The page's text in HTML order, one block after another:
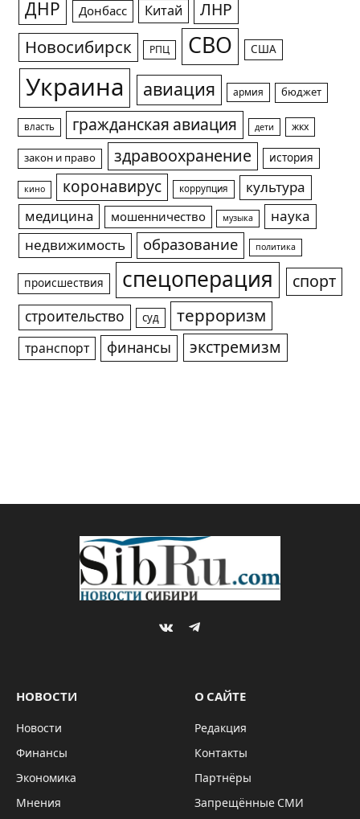
ДНР Донбасс Китай ЛНР
Новосибирск РПЦ СВО США
Украина авиация армия бюджет
власть гражданская авиация дети жкх
закон и право здравоохранение история
кино коронавирус коррупция
культура
медицина
мошенничество музыка
наука
недвижимость
образование политика
происшествия спецоперация спорт
строительство суд терроризм
транспорт финансы экстремизм
VKontakteTelegram
НОВОСТИ
Новости
Финансы
Экономика
Мнения
О САЙТЕ
Редакция
Контакты
Партнёры
Запрещённые СМИ